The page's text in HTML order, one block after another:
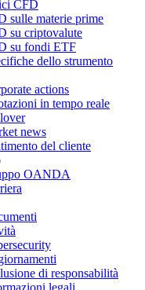
CFD
sulle materie prime
su criptovalute
su fondi ETF
dello strumento
actions
in tempo reale
news
del cliente
OANDA
di responsabilità
legali